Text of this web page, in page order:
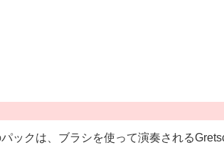
クは、ブラシを使って演奏される